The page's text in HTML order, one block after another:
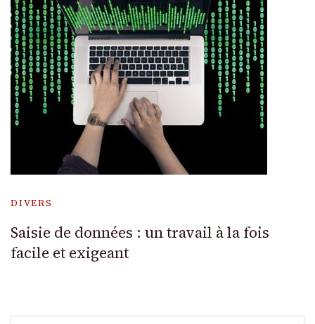
DIVERS
Saisie de données : un travail à la fois
facile et exigeant